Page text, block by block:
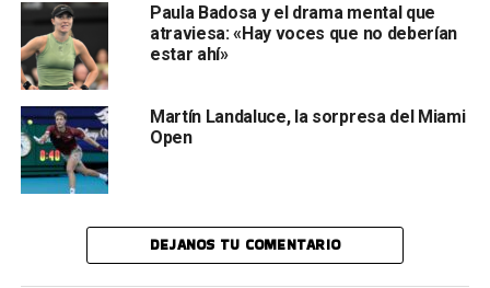
Paula Badosa y el drama mental que
atraviesa: «Hay voces que no deberían
estar ahí»
Martín Landaluce, la sorpresa del Miami
Open
DEJANOS TU COMENTARIO